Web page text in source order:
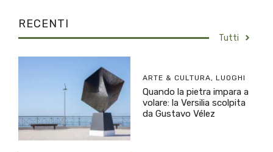
RECENTI
Tutti
ARTE & CULTURA, LUOGHI
Quando la pietra impara a
volare: la Versilia scolpita
da Gustavo Vélez